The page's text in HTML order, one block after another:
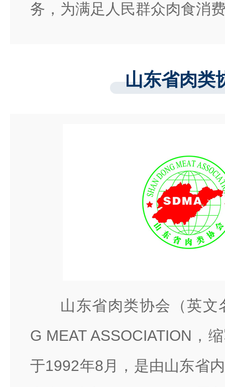
务，为满足人民群众肉食消
山东省肉类
山东省肉类协会（英文
G MEAT ASSOCIATION，
于1992年8月，是由山东省